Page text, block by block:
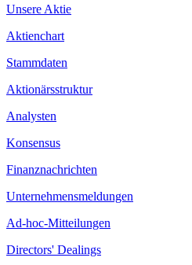
Unsere Aktie
Aktienchart
Stammdaten
Aktionärsstruktur
Analysten
Konsensus
Finanznachrichten
Unternehmensmeldungen
Ad-hoc-Mitteilungen
Directors' Dealings